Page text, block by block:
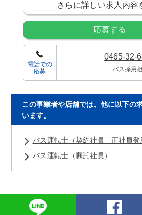
さらに詳しい求人内容
応募する
電話での
応募
0465-32-
バス採用
この事業者や店舗では、他に以下の
います。
バス運転士（契約社員 正社員登
バス運転士（嘱託社員）